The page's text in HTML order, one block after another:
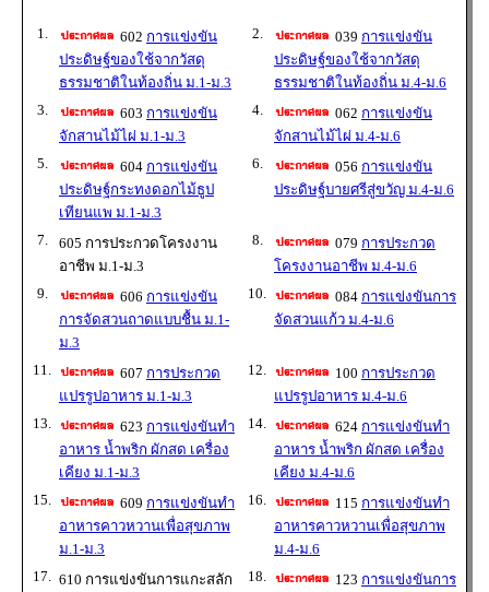
1. 602 การแข่งขัน
ประดิษฐ์ของใช้จากวัสดุ
ธรรมชาติในท้องถิ่น ม.1-ม.3
2. 039 การแข่งขัน
ประดิษฐ์ของใช้จากวัสดุ
ธรรมชาติในท้องถิ่น ม.4-ม.6
3.
603 การแข่งขัน
จักสานไม้ไผ่ ม.1-ม.3
4. 062 การแข่งขัน
จักสานไม้ไผ่ ม.4-ม.6
5.
604 การแข่งขัน
ประดิษฐ์กระทงดอกไม้ธูป
เทียนแพ ม.1-ม.3
6. 056 การแข่งขัน
ประดิษฐ์บายศรีสู่ขวัญ ม.4-ม.6
7.
605 การประกวดโครงงาน
อาชีพ ม.1-ม.3
8. 079 การประกวด
โครงงานอาชีพ ม.4-ม.6
9.
606 การแข่งขัน
การจัดสวนถาดแบบชื้น ม.1-
ม.3
10. 084 การแข่งขันการ
จัดสวนแก้ว ม.4-ม.6
11. 607 การประกวด
แปรรูปอาหาร ม.1-ม.3
12. 100 การประกวด
แปรรูปอาหาร ม.4-ม.6
13.
623 การแข่งขันทำ
อาหาร น้ำพริก ผักสด เครื่อง
เคียง ม.1-ม.3
14. 624 การแข่งขันทำ
อาหาร น้ำพริก ผักสด เครื่อง
เคียง ม.4-ม.6
15.
609 การแข่งขันทำ
อาหารคาวหวานเพื่อสุขภาพ
ม.1-ม.3
16. 115 การแข่งขันทำ
อาหารคาวหวานเพื่อสุขภาพ
ม.4-ม.6
17. 610 การแข่งขันการแกะสลัก
18. 123 การแข่งขันการ